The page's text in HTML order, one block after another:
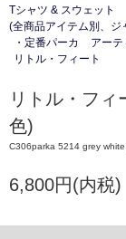
Tシャツ & スウェット
(全商品アイテム別、ジ
・定番パーカ
アー
リトル・フィート
リトル・フ
色)
C306parka 5214 grey
6,800円(内税)